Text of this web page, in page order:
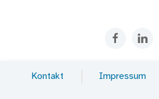
Kontakt Impressum